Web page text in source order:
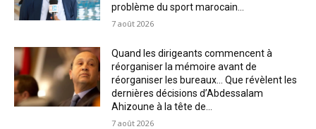
problème du sport marocain...
7 août 2026
Quand les dirigeants commencent à
réorganiser la mémoire avant de
réorganiser les bureaux… Que révèlent les
dernières décisions d’Abdessalam
Ahizoune à la tête de...
7 août 2026